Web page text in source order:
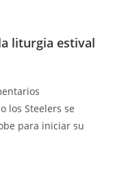
liturgia estival
Steelers se
para iniciar su